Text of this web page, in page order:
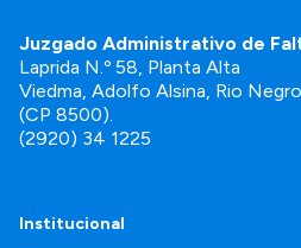
Juzgado Administrativo de
Laprida N.º 58, Planta Alta
Viedma, Adolfo Alsina, Rio Negro
(CP 8500).
(2920) 34 1225
Institucional